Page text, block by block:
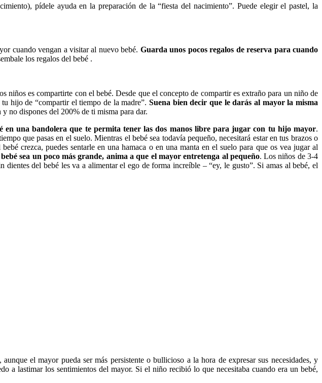
pídele ayuda en la preparación de la “fiesta del nacimiento”. Puede elegir el pastel, la
cuando vengan a visitar al nuevo bebé. Guarda unos pocos regalos de reserva para cuando
los regalos del bebé .
es compartirte con el bebé. Desde que el concepto de compartir es extraño para un niño de
tu hijo de “compartir el tiempo de la madre”.Suena bien decir que le darás al mayor la misma
no dispones del 200% de ti misma para dar.
en una bandolera que te permita tener las dos manos libre para jugar con tu hijo mayor.
que pasas en el suelo. Mientras el bebé sea todavía pequeño, necesitará estar en tus brazos o
crezca, puedes sentarle en una hamaca o en una manta en el suelo para que os vea jugar al
sea un poco más grande, anima a que el mayor entretenga al pequeño. Los niños de 3-4
del bebé les va a alimentar el ego de forma increíble – “ey, le gusto”. Si amas al bebé, el
el mayor pueda ser más persistente o bullicioso a la hora de expresar sus necesidades, y
a lastimar los sentimientos del mayor. Si el niño recibió lo que necesitaba cuando era un bebé,